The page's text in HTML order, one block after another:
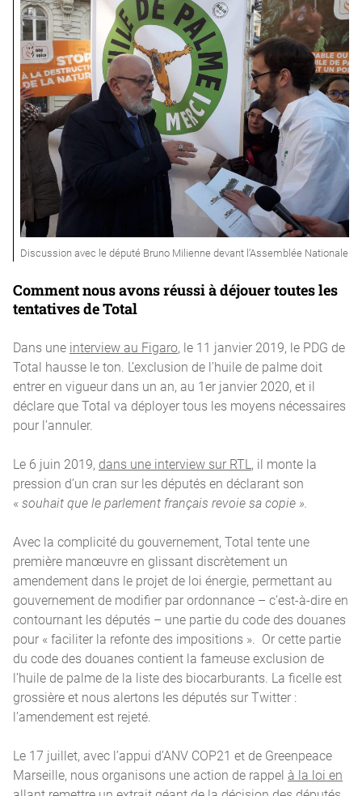
Discussion avec le député Bruno Milienne devant l’Assemblée Nationale
Comment nous avons réussi à déjouer toutes les
tentatives de Total
Dans une interview au Figaro, le 11 janvier 2019, le PDG de
Total hausse le ton. L’exclusion de l’huile de palme doit
entrer en vigueur dans un an, au 1er janvier 2020, et il
déclare que Total va déployer tous les moyens nécessaires
pour l’annuler.
Le 6 juin 2019, dans une interview sur RTL, il monte la
pression d’un cran sur les députés en déclarant son
«souhait que le parlement français revoie sa copie ».
Avec la complicité du gouvernement, Total tente une
première manœuvre en glissant discrètement un
amendement dans le projet de loi énergie, permettant au
gouvernement de modifier par ordonnance – c’est-à-dire en
contournant les députés – une partie du code des douanes
pour « faciliter la refonte des impositions ». Or cette partie
du code des douanes contient la fameuse exclusion de
l’huile de palme de la liste des biocarburants. La ficelle est
grossière et nous alertons les députés sur Twitter :
l’amendement est rejeté.
Le 17 juillet, avec l’appui d’ANV COP21 et de Greenpeace
Marseille, nous organisons une action de rappel à la loi en